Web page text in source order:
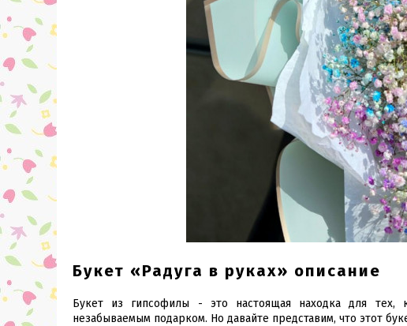
Букет «Радуга в руках» описание
Букет из гипсофилы - это настоящая находка для тех,
незабываемым подарком. Но давайте представим, что этот